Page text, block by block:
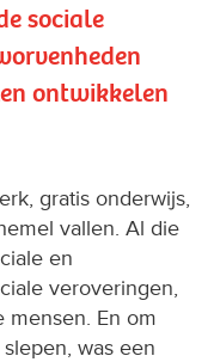
sociale
ontwikkelen
gratis onderwijs,
vallen. Al die
en
veroveringen,
mensen. En om
was een